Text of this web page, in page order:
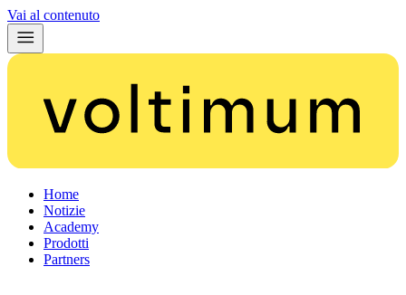
Vai al contenuto
Home
Notizie
Academy
Prodotti
Partners